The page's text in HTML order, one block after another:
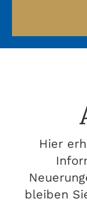
Hier
bleiben